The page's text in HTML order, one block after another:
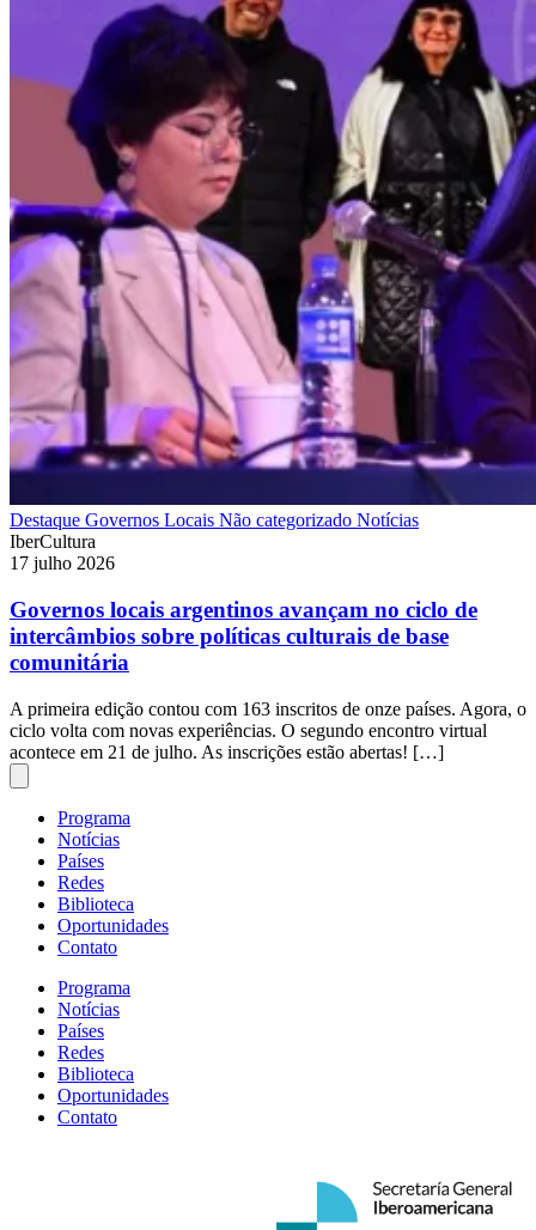
Destaque Governos Locais Não categorizado Notícias
IberCultura
17 julho 2026
Governos locais argentinos avançam no ciclo de
intercâmbios sobre políticas culturais de base
comunitária
A primeira edição contou com 163 inscritos de onze países. Agora, o
ciclo volta com novas experiências. O segundo encontro virtual
acontece em 21 de julho. As inscrições estão abertas! […]
Programa
Notícias
Países
Redes
Biblioteca
Oportunidades
Contato
Programa
Notícias
Países
Redes
Biblioteca
Oportunidades
Contato